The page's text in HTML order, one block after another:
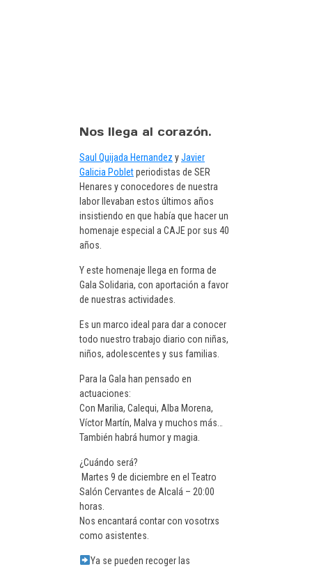
Nos llega al corazón.
Saul Quijada Hernandez yJavier
Galicia Pobletperiodistas de SER
Henares y conocedores de nuestra
labor llevaban estos últimos años
insistiendo en que había que hacer un
homenaje especial a CAJE por sus 40
años.
Y este homenaje llega en forma de
Gala Solidaria, con aportación a favor
de nuestras actividades.
Es un marco ideal para dar a conocer
todo nuestro trabajo diario con niñas,
niños, adolescentes y sus familias.
Para la Gala han pensado en
actuaciones:
Con Marilia, Calequi, Alba Morena,
Víctor Martín, Malva y muchos más…
También habrá humor y magia.
¿Cuándo será?
️ Martes 9 de diciembre en el Teatro
Salón Cervantes de Alcalá – 20:00
horas.
Nos encantará contar con vosotrxs
como asistentes.
Ya se pueden recoger las